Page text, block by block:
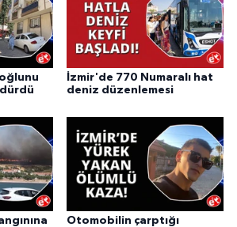
İzmir'de 770 Numaralı hat
deniz düzenlemesi
Otomobilin çarptığı